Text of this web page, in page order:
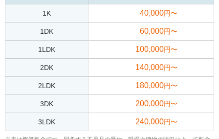
1K 40,000円〜
1DK 60,000円〜
1LDK 100,000円〜
2DK 140,000円〜
2LDK 180,000円〜
3DK 200,000円〜
3LDK 240,000円〜